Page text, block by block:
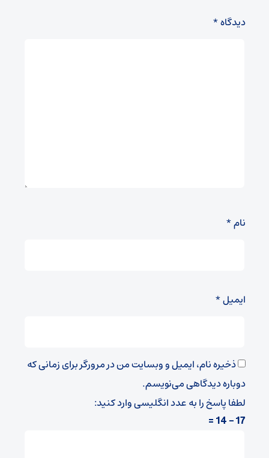
دیدگاه*
نام*
ایمیل*
ذخیره نام، ایمیل و وبسایت من در مرورگر برای زمانی که
دوباره دیدگاهی می‌نویسم.
لطفا پاسخ را به عدد انگلیسی وارد کنید:
17 − 14 =